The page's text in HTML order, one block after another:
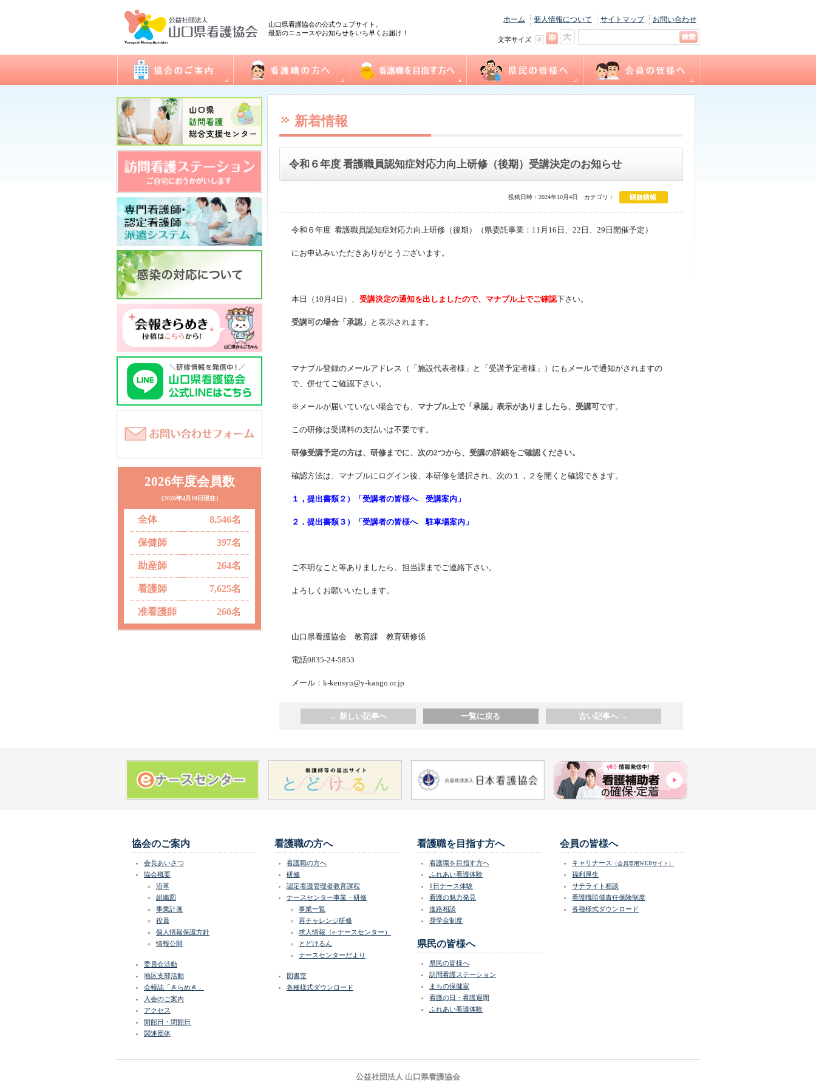
山口県看護協会の公式ウェブサイト。
最新のニュースやお知らせをいち早くお届け！
ホーム 個人情報について サイトマップ お問い合わせ
文字サイズ
会長あいさつ
協会概要
委員会活動
地区支部活動
会報誌「きらめき」
入会のご案内
アクセス
開館日・閉館日
関連団体 看護職の方へ
研修
看護実践情報
認定看護管理者教育課程
ナースセンター事業・研修
図書室
各種様式ダウンロード
2026年度会員数
（2026年4月10日現在）
全体 8,546名
保健師 397名
助産師 264名
看護師 7,625名
准看護師 260名
新着情報
令和６年度 看護職員認知症対応力向上研修（後期）受講決定のお知らせ
投稿日時：2024年10月4日 カテゴリ：
令和６年度 看護職員認知症対応力向上研修（後期）（県委託事業：11月16日、22日、29日開催予定）
にお申込みいただきありがとうございます。
本日（10月4日）、 受講決定の通知を出しましたので、マナブル上でご確認下さい。
受講可の場合「承認」 と表示されます。
マナブル登録のメールアドレス（「施設代表者様」と「受講予定者様」）にもメールで通知がされますの
で、併せてご確認下さい。
※メールが届いていない場合でも、 マナブル上で「承認」表示がありましたら、受講可です。
この研修は受講料の支払いは不要です。
研修受講予定の方は、研修までに、次の2つから、受講の詳細をご確認ください。
確認方法は、マナブルにログイン後、本研修を選択され、次の１，２を開くと確認できます。
１，提出書類２）「受講者の皆様へ 受講案内」
２．提出書類３）「受講者の皆様へ 駐車場案内」
ご不明なこと等ありましたら、担当課までご連絡下さい。
よろしくお願いいたします。
山口県看護協会 教育課 教育研修係
電話0835-24-5853
メール：k-kensyu@y-kango.or.jp
← 新しい記事へ 一覧に戻る 古い記事へ →
協会のご案内
会長あいさつ
協会概要
沿革
組織図
事業計画
役員
個人情報保護方針
情報公開
委員会活動
地区支部活動
会報誌「きらめき」
入会のご案内
アクセス
開館日・閉館日
関連団体
看護職の方へ
看護職の方へ
研修
認定看護管理者教育課程
ナースセンター事業・研修
事業一覧
再チャレンジ研修
求人情報（e-ナースセンター）
とどけるん
ナースセンターだより
図書室
各種様式ダウンロード
看護職を目指す方へ
看護職を目指す方へ
ふれあい看護体験
1日ナース体験
看護の魅力発見
進路相談
奨学金制度
県民の皆様へ
県民の皆様へ
訪問看護ステーション
まちの保健室
看護の日・看護週間
ふれあい看護体験
会員の皆様へ
キャリナース （会員専用WEBサイト）
福利厚生
サテライト相談
看護職賠償責任保険制度
各種様式ダウンロード
公益社団法人 山口県看護協会